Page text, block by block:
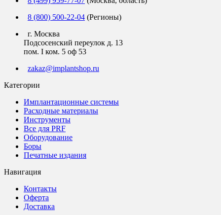
8 (800) 500-22-04 (Регионы)
г. Москва
Подсосенский переулок д. 13
пом. I ком. 5 оф 53
zakaz@implantshop.ru
Категории
Имплантационные системы
Расходные материалы
Инструменты
Все для PRF
Оборудование
Боры
Печатные издания
Навигация
Контакты
Оферта
Доставка